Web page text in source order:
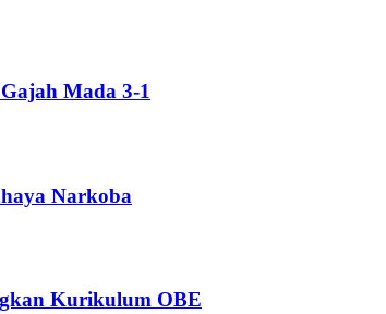
Mada 3-1
Narkoba
Kurikulum OBE